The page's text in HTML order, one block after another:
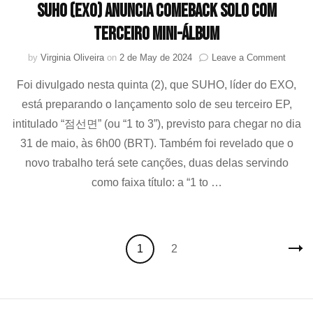
SUHO (EXO) anuncia comeback solo com
terceiro mini-álbum
by Virginia Oliveira on 2 de May de 2024 Leave a Commenton
(EXO)
solo
com
mini-
Foi divulgado nesta quinta (2), que SUHO, líder do EXO,
está preparando o lançamento solo de seu terceiro EP,
intitulado “점선면” (ou “1 to 3”), previsto para chegar no dia
31 de maio, às 6h00 (BRT). Também foi revelado que o
novo trabalho terá sete canções, duas delas servindo
como faixa título: a “1 to …
Page
1 Page
2